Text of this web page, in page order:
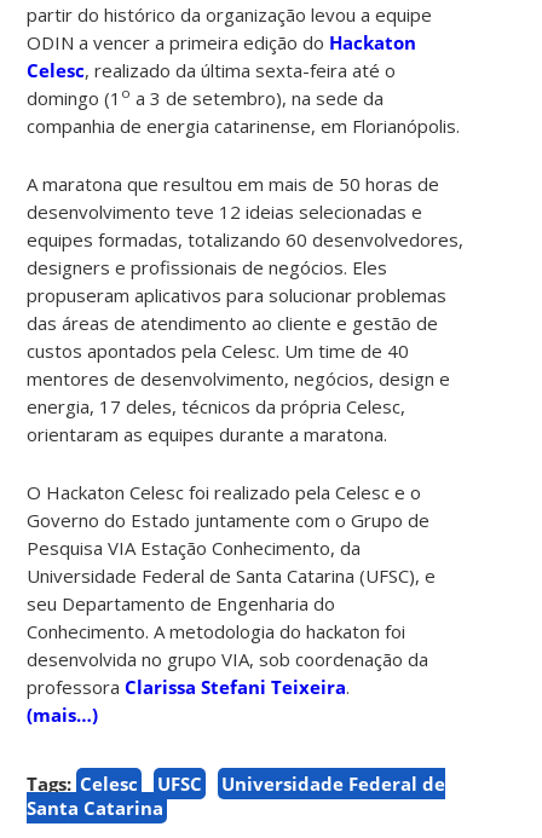
partir do histórico da organização levou a equipe
ODIN a vencer a primeira edição do Hackaton
Celesc, realizado da última sexta-feira até o
domingo (1 o a 3 de setembro), na sede da
companhia de energia catarinense, em Florianópolis.
A maratona que resultou em mais de 50 horas de
desenvolvimento teve 12 ideias selecionadas e
equipes formadas, totalizando 60 desenvolvedores,
designers e profissionais de negócios. Eles
propuseram aplicativos para solucionar problemas
das áreas de atendimento ao cliente e gestão de
custos apontados pela Celesc. Um time de 40
mentores de desenvolvimento, negócios, design e
energia, 17 deles, técnicos da própria Celesc,
orientaram as equipes durante a maratona.
O Hackaton Celesc foi realizado pela Celesc e o
Governo do Estado juntamente com o Grupo de
Pesquisa VIA Estação Conhecimento, da
Universidade Federal de Santa Catarina (UFSC), e
seu Departamento de Engenharia do
Conhecimento. A metodologia do hackaton foi
desenvolvida no grupo VIA, sob coordenação da
professoraClarissa Stefani Teixeira.
(mais…)
Tags: Celesc UFSC
Universidade Federal de
Santa Catarina